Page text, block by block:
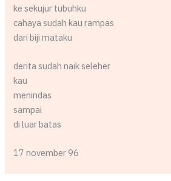
ke sekujur tubuhku
cahaya sudah kau rampas
dari biji mataku
derita sudah naik seleher
kau
menindas
sampai
di luar batas
17 november 96